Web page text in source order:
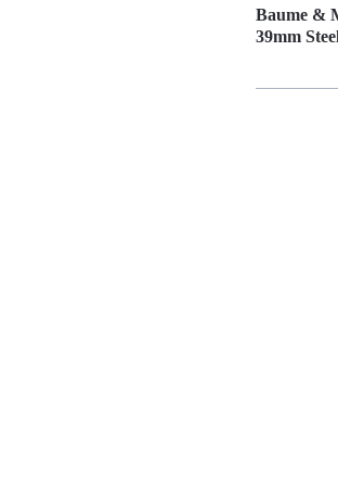
Baume &
39mm